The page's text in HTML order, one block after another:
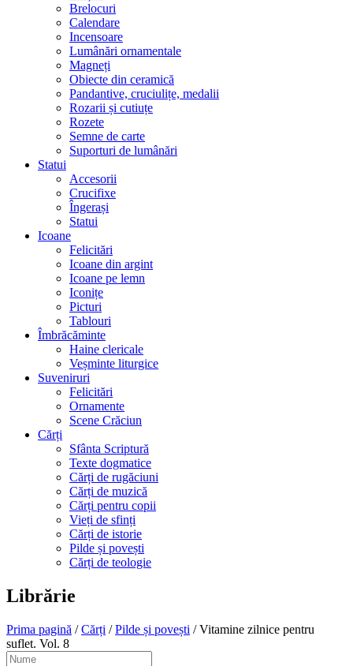
Brelocuri
Calendare
Incensoare
Lumânări ornamentale
Magneți
Obiecte din ceramică
Pandantive, cruciulițe, medalii
Rozarii și cutiuțe
Rozete
Semne de carte
Suporturi de lumânări
Statui
Accesorii
Crucifixe
Îngerași
Statui
Icoane
Felicitări
Icoane din argint
Icoane pe lemn
Iconițe
Picturi
Tablouri
Îmbrăcăminte
Haine clericale
Veșminte liturgice
Suveniruri
Felicitări
Ornamente
Scene Crăciun
Cărți
Sfânta Scriptură
Texte dogmatice
Cărți de rugăciuni
Cărți de muzică
Cărți pentru copii
Vieți de sfinți
Cărți de istorie
Pilde și povești
Cărți de teologie
Librărie
Prima pagină /Cărți /Pilde și povești / Vitamine zilnice pentru
suflet. Vol. 8